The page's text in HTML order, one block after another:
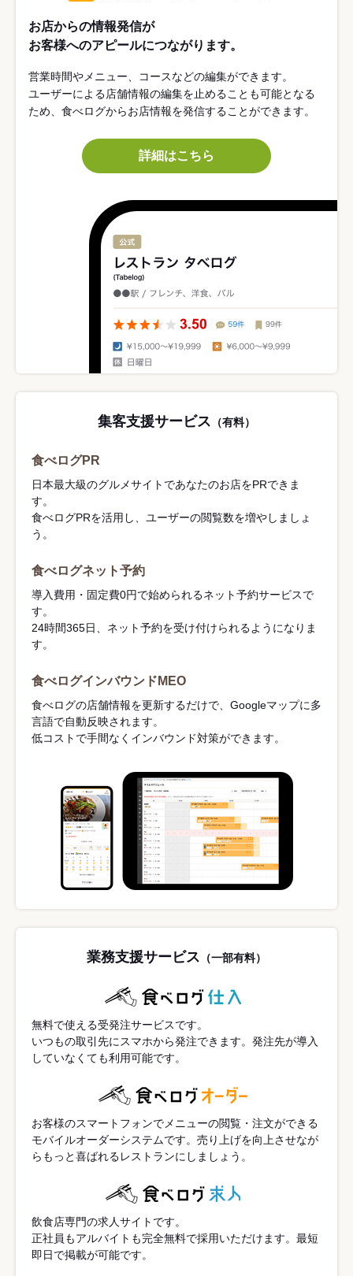
お店からの情報発信が
お客様へのアピールにつながります。
営業時間やメニュー、コースなどの編集ができます。
ユーザーによる店舗情報の編集を止めることも可能となる
ため、食べログからお店情報を発信することができます。
詳細はこちら
集客支援サービス （有料）
食べログPR
日本最大級のグルメサイトであなたのお店をPRできま
す。
食べログPRを活用し、ユーザーの閲覧数を増やしましょ
う。
食べログネット予約
導入費用・固定費0円で始められるネット予約サービスで
す。
24時間365日、ネット予約を受け付けられるようになりま
す。
食べログインバウンドMEO
食べログの店舗情報を更新するだけで、Googleマップに多
言語で自動反映されます。
低コストで手間なくインバウンド対策ができます。
業務支援サービス （一部有料）
無料で使える受発注サービスです。
いつもの取引先にスマホから発注できます。発注先が導入
していなくても利用可能です。
お客様のスマートフォンでメニューの閲覧・注文ができる
モバイルオーダーシステムです。売り上げを向上させなが
らもっと喜ばれるレストランにしましょう。
飲食店専門の求人サイトです。
正社員もアルバイトも完全無料で採用いただけます。最短
即日で掲載が可能です。